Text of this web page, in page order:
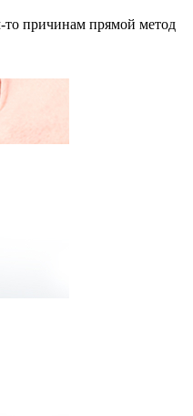
то причинам прямой метод